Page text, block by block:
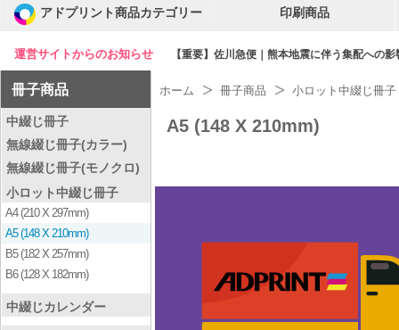
運営サイトからのお知らせ 【重要】佐川急便｜熊本地震に伴う集配への
アドプリント商品カテゴリー 印刷商品
冊子商品
中綴じ冊子
無線綴じ冊子(カラー)
無線綴じ冊子(モノクロ)
小ロット中綴じ冊子
A4 (210 X 297mm)
A5 (148 X 210mm)
B5 (182 X 257mm)
B6 (128 X 182mm)
中綴じカレンダー
ホーム 冊子商品 小ロット中綴じ冊子
A5 (148 X 210mm)